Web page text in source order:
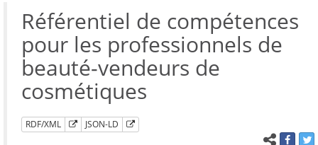
Référentiel de compétences
pour les professionnels de
beauté-vendeurs de
cosmétiques
RDF/XML JSON-LD